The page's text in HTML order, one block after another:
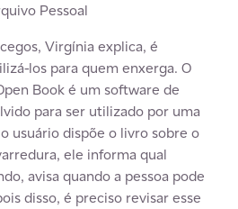
Pessoal
Virgínia explica, é
los para quem enxerga. O
Book é um software de
para ser utilizado por uma
usuário dispõe o livro sobre o
ele informa qual
avisa quando a pessoa pode
disso, é preciso revisar esse